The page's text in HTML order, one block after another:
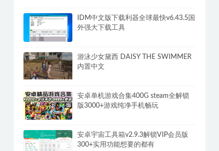
IDM中文版下载利器全球最快v6.43.5国
外强大下载工具
游泳少女黛西 DAISY THE SWIMMER
内置中文
安卓单机游戏合集400G steam全解锁
版3000+游戏纯净手机畅玩
安卓宇宙工具箱v2.9.3解锁VIP会员版
300+实用功能想要的都有